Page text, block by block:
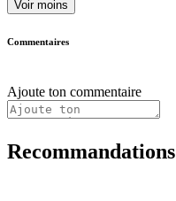
Voir moins
Commentaires
Ajoute ton commentaire
Recommandations